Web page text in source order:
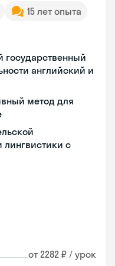
15 лет опыта
государственный
английский и
метод для
лингвистики с
от 2282 ₽ / урок